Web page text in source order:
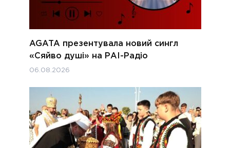
AGATA презентувала новий сингл
«Сяйво душі» на РАІ-Радіо
06.08.2026